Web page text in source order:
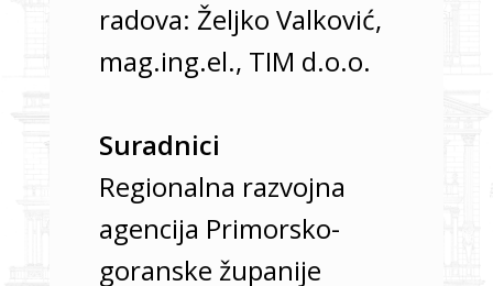
radova: Željko Valković,
mag.ing.el., TIM d.o.o.
Suradnici
Regionalna razvojna
agencija Primorsko-
goranske županije